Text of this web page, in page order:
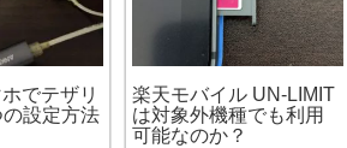
でテザリ
設定方法
楽天モバイル UN-LIMIT
は対象外機種でも利用
可能なのか？